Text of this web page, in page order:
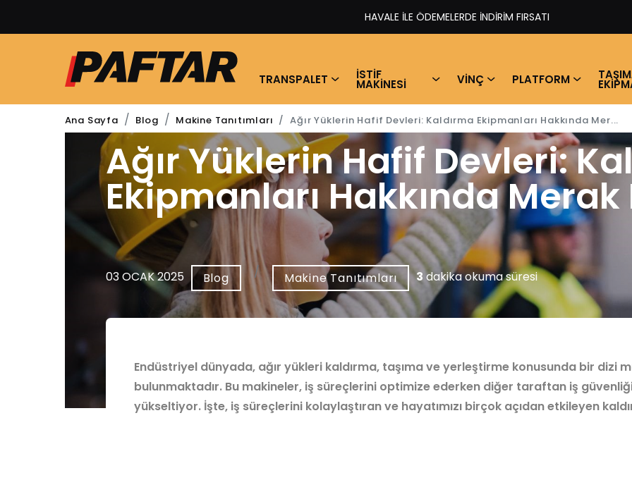
HAVALE İLE ÖDEMELERDE İNDİRİM FIRSATI​
TRANSPALET İSTİF
MAKİNESİ VİNÇ PLATFORM
Ana Sayfa Blog Makine Tanıtımları Ağır Yüklerin Hafif Devleri: Kaldırma Ekipmanları Hakkında Mer...
Ağır Yüklerin Hafif Devleri:
Ekipmanları Hakkında
03 OCAK 2025 Blog Makine Tanıtımları 3dakika okuma süresi
Endüstriyel dünyada, ağır yükleri kaldırma, taşıma ve yerleştirme konusunda bir dizi
bulunmaktadır. Bu makineler, iş süreçlerini optimize ederken diğer taraftan iş
yükseltiyor. İşte, iş süreçlerini kolaylaştıran ve hayatımızı birçok açıdan etkileyen